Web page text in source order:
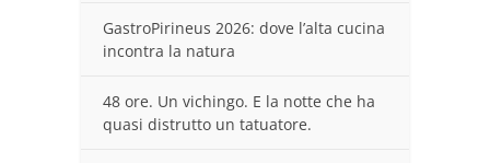
GastroPirineus 2026: dove l’alta cucina
incontra la natura
48 ore. Un vichingo. E la notte che ha
quasi distrutto un tatuatore.